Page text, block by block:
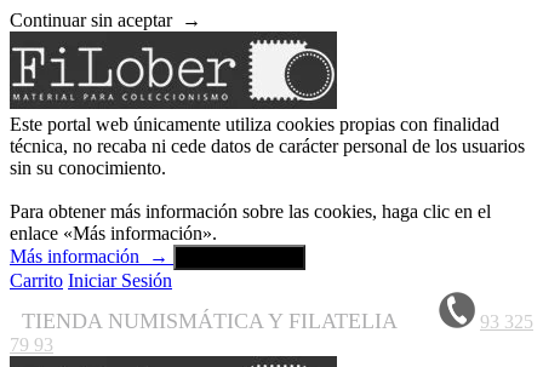
Continuar sin aceptar →
Este portal web únicamente utiliza cookies propias con finalidad
técnica, no recaba ni cede datos de carácter personal de los usuarios
sin su conocimiento.
Para obtener más información sobre las cookies, haga clic en el
enlace «Más información».
Más información
→
Carrito Iniciar Sesión
TIENDA NUMISMÁTICA Y FILATELIA
93 325
79 93